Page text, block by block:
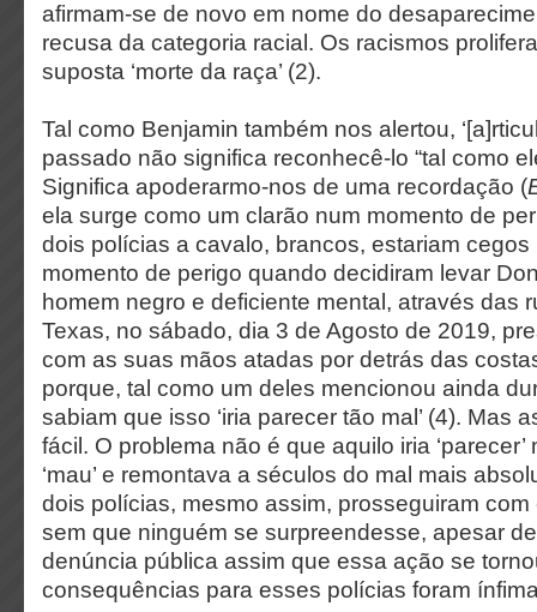
afirmam-se de novo em nome do
recusa da categoria racial. Os racismos
suposta ‘morte da raça’ (2).
Tal como Benjamin também nos alertou,
passado não significa reconhecê-lo “tal como
Significa apoderarmo-nos de uma recordação (
ela surge como um clarão num momento de
dois polícias a cavalo, brancos, estariam cegos
momento de perigo quando decidiram levar
homem negro e deficiente mental, através das
Texas, no sábado, dia 3 de Agosto de 2019,
com as suas mãos atadas por detrás das
porque, tal como um deles mencionou ainda
sabiam que isso ‘iria parecer tão mal’ (4). Mas
fácil. O problema não é que aquilo iria ‘parecer’
‘mau’ e remontava a séculos do mal mais
dois polícias, mesmo assim, prosseguiram
sem que ninguém se surpreendesse, apesar
denúncia pública assim que essa ação se
consequências para esses polícias foram